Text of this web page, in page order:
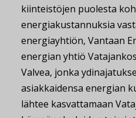
kiinteistöjen puolesta
energiakustannuksia
energiayhtiön, Vantaan
energian yhtiö
Valvea, jonka
asiakkaidensa energian
lähtee kasvattamaan